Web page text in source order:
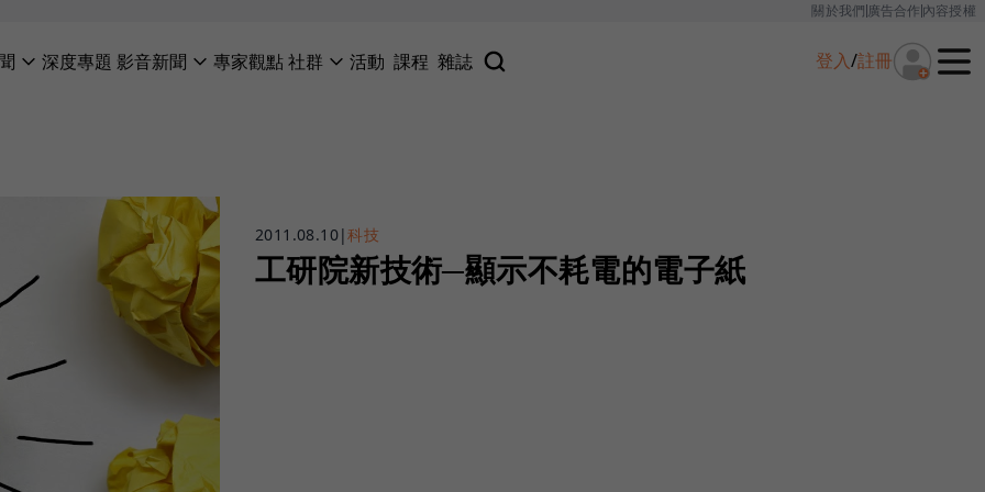
關於我們廣告合作內容授權
深度專題 影音新聞 專家觀點社群 活動 課程 雜誌 登入/註冊
2011.08.10|科技
工研院新技術─顯示不耗電的電子紙